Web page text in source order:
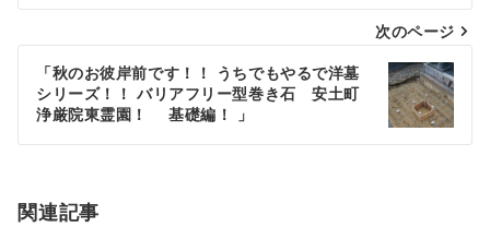
ビ
ー
シ
ン
次のページ
「秋のお彼岸前です！！ うちでもやるで洋墓
シリーズ！！ バリアフリー型巻き石 安土町
浄厳院東霊園！ 基礎編！ 」
関連記事